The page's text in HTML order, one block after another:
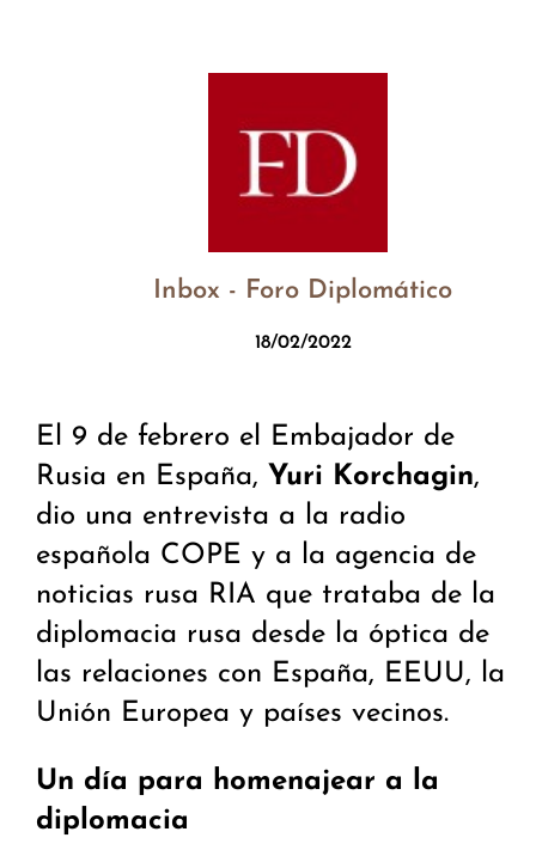
Inbox - Foro Diplomático
18/02/2022
El 9 de febrero el Embajador de
Rusia en España, Yuri Korchagin,
dio una entrevista a la radio
española COPE y a la agencia de
noticias rusa RIA que trataba de la
diplomacia rusa desde la óptica de
las relaciones con España, EEUU, la
Unión Europea y países vecinos.
Un día para homenajear a la
diplomacia